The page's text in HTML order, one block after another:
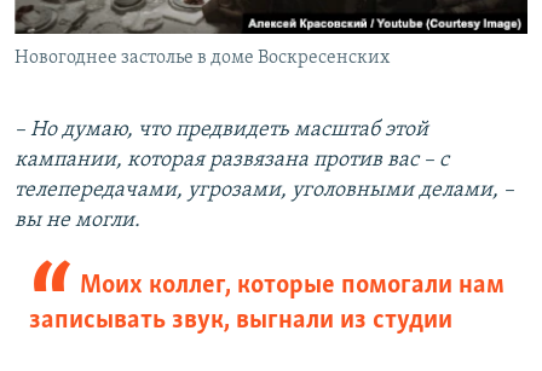
Новогоднее застолье в доме Воскресенских
– Но думаю, что предвидеть масштаб этой
кампании, которая развязана против вас – с
телепередачами, угрозами, уголовными делами, –
вы не могли.
Моих коллег, которые помогали нам
записывать звук, выгнали из студии